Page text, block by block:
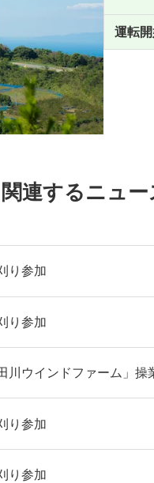
運転
連するニュー
り参加
り参加
川ウインドファーム」
り参加
り参加